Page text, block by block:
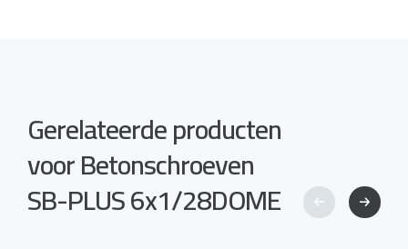
Gerelateerde producten
voor Betonschroeven
SB-PLUS 6x1/28DOME